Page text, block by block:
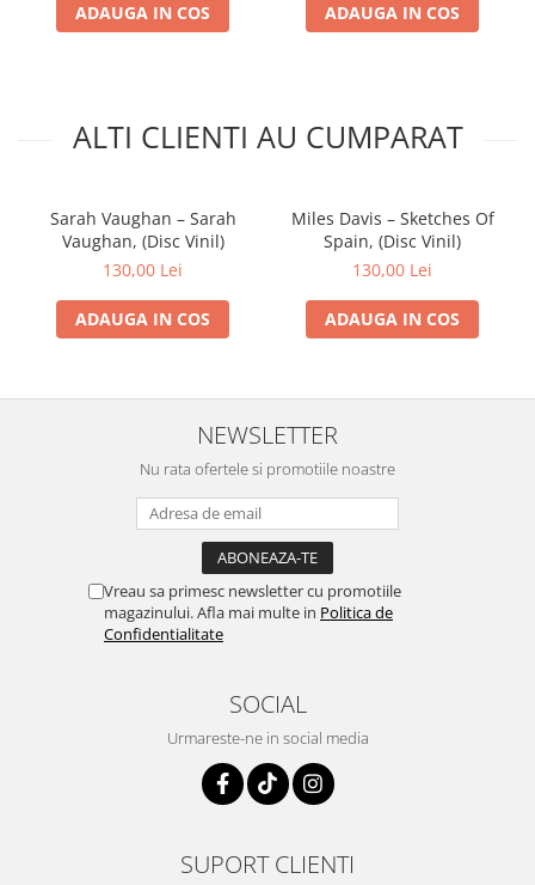
ADAUGA IN COS ADAUGA IN COS
ALTI CLIENTI AU CUMPARAT
Sarah Vaughan – Sarah
Vaughan, (Disc Vinil)
130,00 Lei
ADAUGA IN COS
Miles Davis – Sketches Of
Spain, (Disc Vinil)
130,00 Lei
ADAUGA IN COS
NEWSLETTER
Nu rata ofertele si promotiile noastre
Vreau sa primesc newsletter cu promotiile
magazinului. Afla mai multe in Politica de
Confidentialitate
SOCIAL
Urmareste-ne in social media
SUPORT CLIENTI